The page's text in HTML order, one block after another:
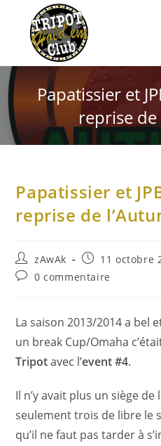
Papatissier et
reprise de
Papatissier et
reprise de
zAwAk 11 octobre
0 commentaire
La saison 2013/2014 a bel
un break Cup/Omaha
Tripot avec l’event #4.
Il n’y avait plus un siège
seulement trois de libre le
qu’il ne faut pas tarder à